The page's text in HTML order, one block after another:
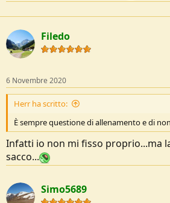
Filedo
6 Novembre 2020
Herr ha scritto:
È sempre questione di allenamento e di
Infatti io non mi fisso proprio...ma
sacco...
Simo5689